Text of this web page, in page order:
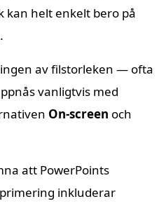
kan helt enkelt bero på
av filstorleken — ofta
vanligtvis med
On-screen och
att PowerPoints
inkluderar